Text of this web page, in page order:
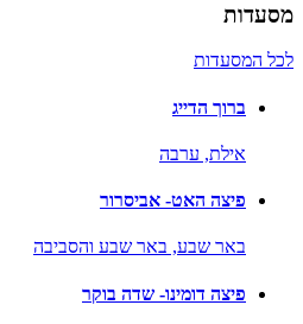
מסעדות
לכל המסעדות
ברוך הדייג
אילת, ערבה
פיצה האט- אביסרור
באר שבע, באר שבע והסביבה
פיצה דומינו- שדה בוקר